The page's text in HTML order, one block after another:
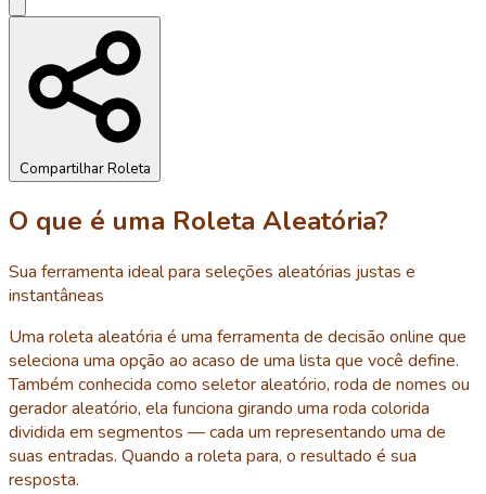
Compartilhar Roleta
O que é uma Roleta Aleatória?
Sua ferramenta ideal para seleções aleatórias justas e
instantâneas
Uma roleta aleatória é uma ferramenta de decisão online que
seleciona uma opção ao acaso de uma lista que você define.
Também conhecida como seletor aleatório, roda de nomes ou
gerador aleatório, ela funciona girando uma roda colorida
dividida em segmentos — cada um representando uma de
suas entradas. Quando a roleta para, o resultado é sua
resposta.